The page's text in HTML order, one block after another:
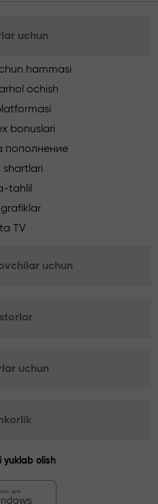
uchun
hammasi
ochish
bonuslari
пополнение
shartlari
tahlil
TV
uchun
uchun
yuklab olish